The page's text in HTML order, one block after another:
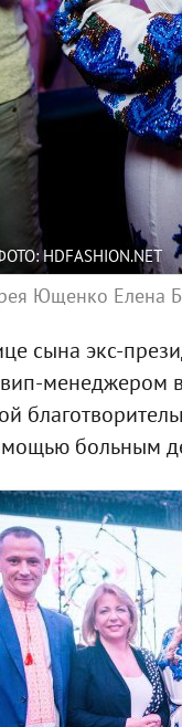
HDFASHION.NET
Ющенко Елена
сына экс-
менеджером
больным